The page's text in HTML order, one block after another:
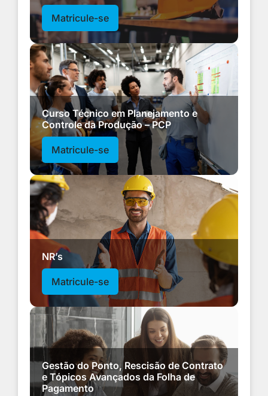
Matricule-se
Curso Técnico em Planejamento e
Controle da Produção – PCP
Matricule-se
NR’s
Matricule-se
Gestão do Ponto, Rescisão de Contrato
e Tópicos Avançados da Folha de
Pagamento